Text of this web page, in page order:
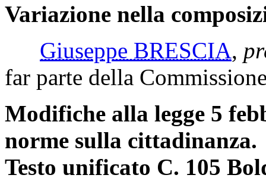
Variazione nella
Giuseppe BRESCIA,
far parte della
Modifiche alla legge 5
norme sulla cittadinanza.
Testo unificato C. 105